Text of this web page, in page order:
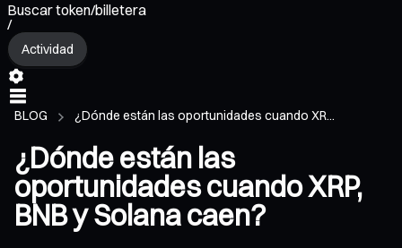
Buscar token/billetera
/
Actividad
BLOG ¿Dónde están las oportunidades cuando XR...
¿Dónde están las
oportunidades cuando XRP,
BNB y Solana caen?